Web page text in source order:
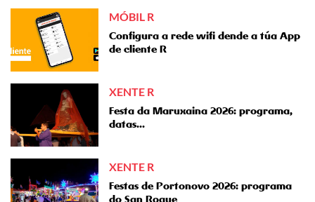
MÓBIL R
Configura a rede wifi dende a túa App
de cliente R
XENTE R
Festa da Maruxaina 2026: programa,
datas...
XENTE R
Festas de Portonovo 2026: programa
do San Roque